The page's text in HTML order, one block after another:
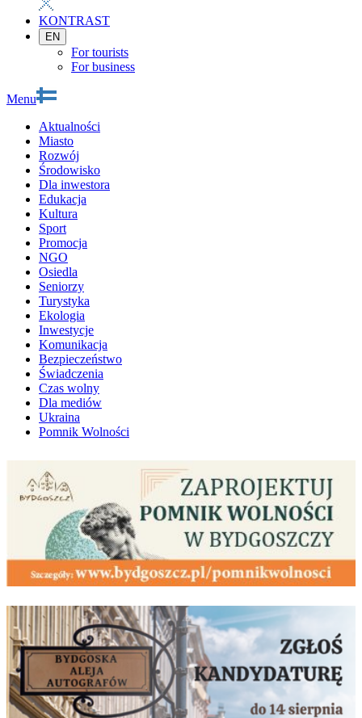
KONTRAST
EN
For tourists
For business
Menu
Aktualności
Miasto
Rozwój
Środowisko
Dla inwestora
Edukacja
Kultura
Sport
Promocja
NGO
Osiedla
Seniorzy
Turystyka
Ekologia
Inwestycje
Komunikacja
Bezpieczeństwo
Świadczenia
Czas wolny
Dla mediów
Ukraina
Pomnik Wolności